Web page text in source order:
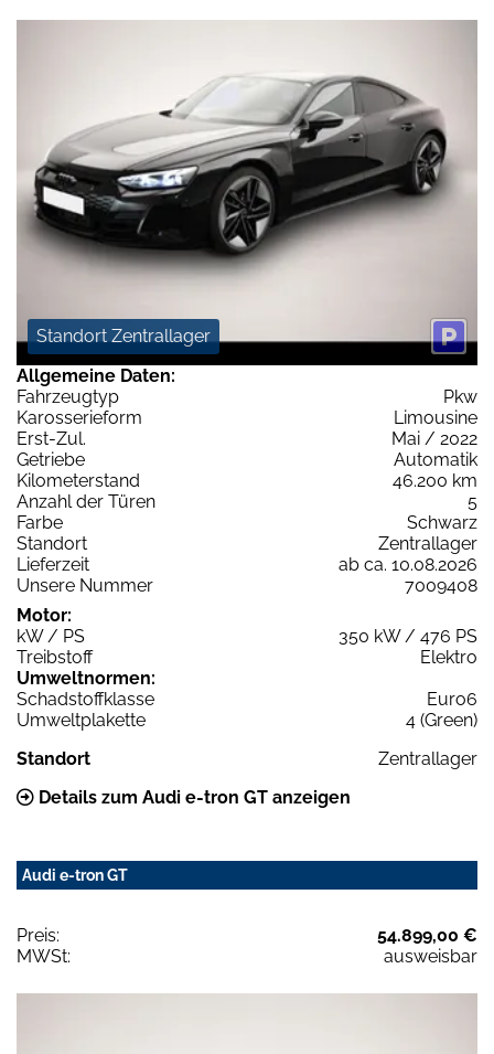
Standort Zentrallager
Allgemeine Daten:
Fahrzeugtyp
Pkw
Karosserieform
Limousine
Erst-Zul.
Mai / 2022
Getriebe
Automatik
Kilometerstand
46.200 km
Anzahl der Türen
5
Farbe
Schwarz
Standort
Zentrallager
Lieferzeit
ab ca. 10.08.2026
Unsere Nummer
7009408
Motor:
kW / PS
350 kW / 476 PS
Treibstoff
Elektro
Umweltnormen:
Schadstoffklasse
Euro6
Umweltplakette
4 (Green)
Standort
Zentrallager
Details zum Audi e-tron GT anzeigen
Audi e-tron GT
Preis:
54.899,00 €
MWSt:
ausweisbar